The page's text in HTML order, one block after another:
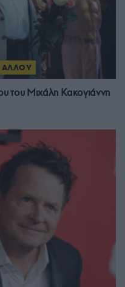
ΑΛΛΟΥ
του Μιχάλη Κακογιάννη